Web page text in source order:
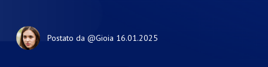
Postato da @Gioia 16.01.2025